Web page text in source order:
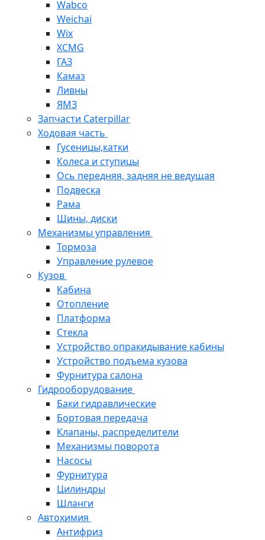
Wabco
Weichai
Wix
XCMG
ГАЗ
Камаз
Ливны
ЯМЗ
Запчасти Caterpillar
Ходовая часть
Гусеницы,катки
Колеса и ступицы
Ось передняя, задняя не ведущая
Подвеска
Рама
Шины, диски
Механизмы управления
Тормоза
Управление рулевое
Кузов
Кабина
Отопление
Платформа
Стекла
Устройство опракидывание кабины
Устройство подъема кузова
Фурнитура салона
Гидрооборудование
Баки гидравлические
Бортовая передача
Клапаны, распределители
Механизмы поворота
Насосы
Фурнитура
Цилиндры
Шланги
Автохимия
Антифриз